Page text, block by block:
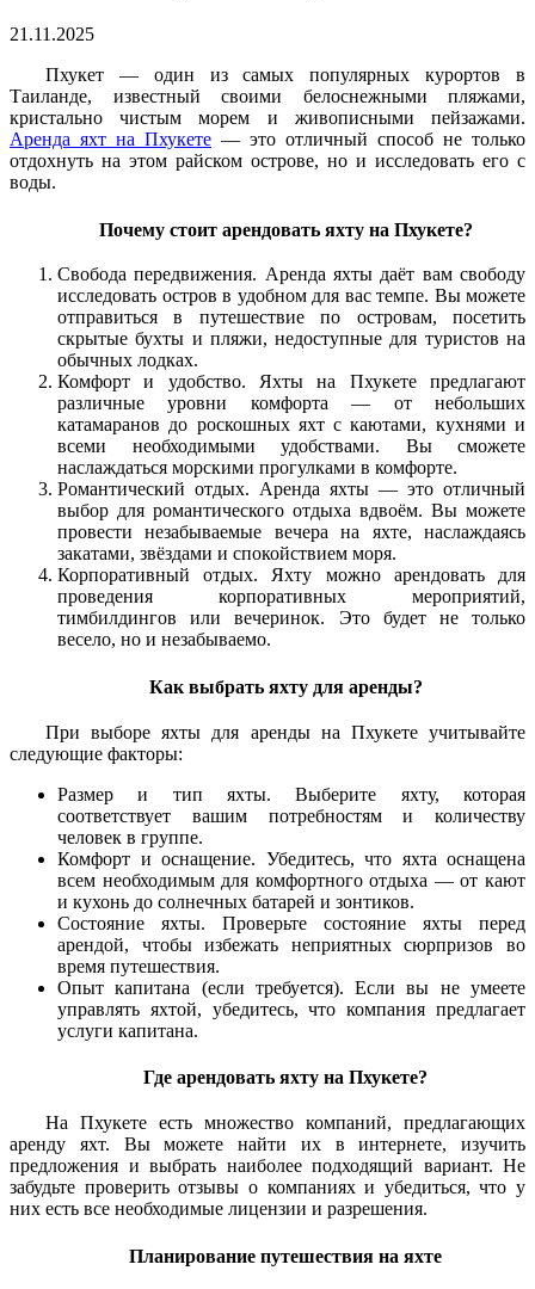
21.11.2025
Пхукет — один из самых популярных курортов в
Таиланде, известный своими белоснежными пляжами,
кристально чистым морем и живописными пейзажами.
Аренда яхт на Пхукете — это отличный способ не только
отдохнуть на этом райском острове, но и исследовать его с
воды.
Почему стоит арендовать яхту на Пхукете?
Свобода передвижения. Аренда яхты даёт вам свободу
исследовать остров в удобном для вас темпе. Вы можете
отправиться в путешествие по островам, посетить
скрытые бухты и пляжи, недоступные для туристов на
обычных лодках.
Комфорт и удобство. Яхты на Пхукете предлагают
различные уровни комфорта — от небольших
катамаранов до роскошных яхт с каютами, кухнями и
всеми необходимыми удобствами. Вы сможете
наслаждаться морскими прогулками в комфорте.
Романтический отдых. Аренда яхты — это отличный
выбор для романтического отдыха вдвоём. Вы можете
провести незабываемые вечера на яхте, наслаждаясь
закатами, звёздами и спокойствием моря.
Корпоративный отдых. Яхту можно арендовать для
проведения корпоративных мероприятий,
тимбилдингов или вечеринок. Это будет не только
весело, но и незабываемо.
Как выбрать яхту для аренды?
При выборе яхты для аренды на Пхукете учитывайте
следующие факторы:
Размер и тип яхты. Выберите яхту, которая
соответствует вашим потребностям и количеству
человек в группе.
Комфорт и оснащение. Убедитесь, что яхта оснащена
всем необходимым для комфортного отдыха — от кают
и кухонь до солнечных батарей и зонтиков.
Состояние яхты. Проверьте состояние яхты перед
арендой, чтобы избежать неприятных сюрпризов во
время путешествия.
Опыт капитана (если требуется). Если вы не умеете
управлять яхтой, убедитесь, что компания предлагает
услуги капитана.
Где арендовать яхту на Пхукете?
На Пхукете есть множество компаний, предлагающих
аренду яхт. Вы можете найти их в интернете, изучить
предложения и выбрать наиболее подходящий вариант. Не
забудьте проверить отзывы о компаниях и убедиться, что у
них есть все необходимые лицензии и разрешения.
Планирование путешествия на яхте